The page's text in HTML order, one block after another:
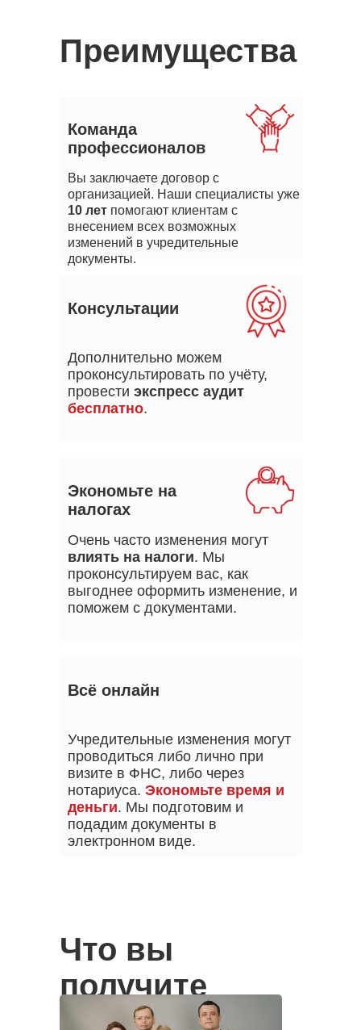
Команда
профессионалов
Вы заключаете договор с
организацией. Наши специалисты уже
10 лет помогают клиентам с
внесением всех возможных
изменений в учредительные
документы.
Преимущества
Экономьте на
налогах
Очень часто изменения могут
влиять на налоги. Мы
проконсультируем вас, как
выгоднее оформить изменение, и
поможем с документами.
Консультации
Дополнительно можем
проконсультировать по учёту,
провести экспресс аудит
бесплатно.
Всё онлайн
Учредительные изменения могут
проводиться либо лично при
визите в ФНС, либо через
нотариуса. Экономьте время и
деньги. Мы подготовим и
подадим документы в
электронном виде.
Что вы
получите